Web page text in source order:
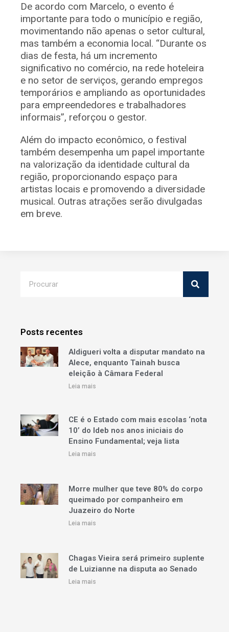
De acordo com Marcelo, o evento é
importante para todo o município e região,
movimentando não apenas o setor cultural,
mas também a economia local. “Durante os
dias de festa, há um incremento
significativo no comércio, na rede hoteleira
e no setor de serviços, gerando empregos
temporários e ampliando as oportunidades
para empreendedores e trabalhadores
informais”, reforçou o gestor.
Além do impacto econômico, o festival
também desempenha um papel importante
na valorização da identidade cultural da
região, proporcionando espaço para
artistas locais e promovendo a diversidade
musical. Outras atrações serão divulgadas
em breve.
Posts recentes
Aldigueri volta a disputar mandato na
Alece, enquanto Tainah busca
eleição à Câmara Federal
Leia mais
CE é o Estado com mais escolas ‘nota
10’ do Ideb nos anos iniciais do
Ensino Fundamental; veja lista
Leia mais
Morre mulher que teve 80% do corpo
queimado por companheiro em
Juazeiro do Norte
Leia mais
Chagas Vieira será primeiro suplente
de Luizianne na disputa ao Senado
Leia mais